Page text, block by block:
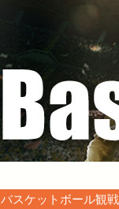
バスケットボール観